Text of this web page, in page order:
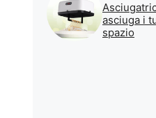
asciuga i
spazio